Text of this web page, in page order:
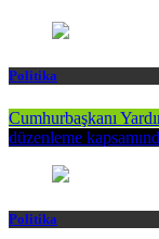
Politika
Cumhurbaşkanı
düzenleme
Politika